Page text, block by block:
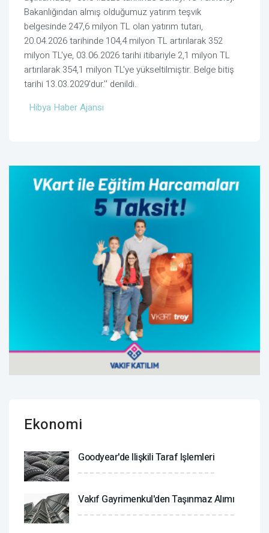
Bakanlığından almış olduğumuz yatırım teşvik
belgesinde 247,6 milyon TL olan yatırım tutarı,
20.04.2026 tarihinde 104,4 milyon TL artırılarak 352
milyon TL'ye, 03.06.2026 tarihi itibariyle 2,1 milyon TL
artırılarak 354,1 milyon TL'ye yükseltilmiştir. Belge bitiş
tarihi 13.03.2029'dur.'' denildi.
Hibya Haber Ajansı
Ekonomi
Goodyear'de Ilişkili Taraf Işlemleri
Vakıf Gayrimenkul'den Taşınmaz Alımı